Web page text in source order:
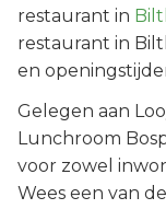
restaurant in
restaurant in
en
Gelegen aan
Lunchroom
voor zowel
Wees een van